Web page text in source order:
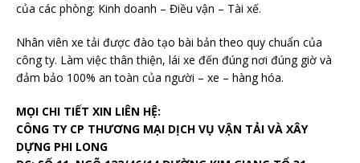
của các phòng: Kinh doanh – Điều vận – Tài xế.
Nhân viên xe tải được đào tạo bài bản theo quy chuẩn của
công ty. Làm việc thân thiện, lái xe đến đúng nơi đúng giờ và
đảm bảo 100% an toàn của người – xe – hàng hóa.
MỌI CHI TIẾT XIN LIÊN HỆ:
CÔNG TY CP THƯƠNG MẠI DỊCH VỤ VẬN TẢI VÀ XÂY
DỰNG PHI LONG